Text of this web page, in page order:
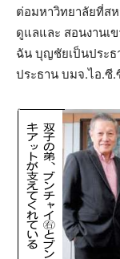
ต่อมหาวิทยาลัยที่สห
ดูแลและ สอนงานเ
ฉัน บุญชัยเป็นประ
ประธาน บมจ.ไอ.ซี.